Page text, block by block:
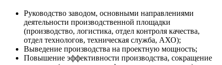
Руководство заводом, основными направлениями
деятельности производственной площадки
(производство, логистика, отдел контроля качества,
отдел технологов, техническая служба, АХО);
Выведение производства на проектную мощность;
Повышение эффективности производства, сокращение